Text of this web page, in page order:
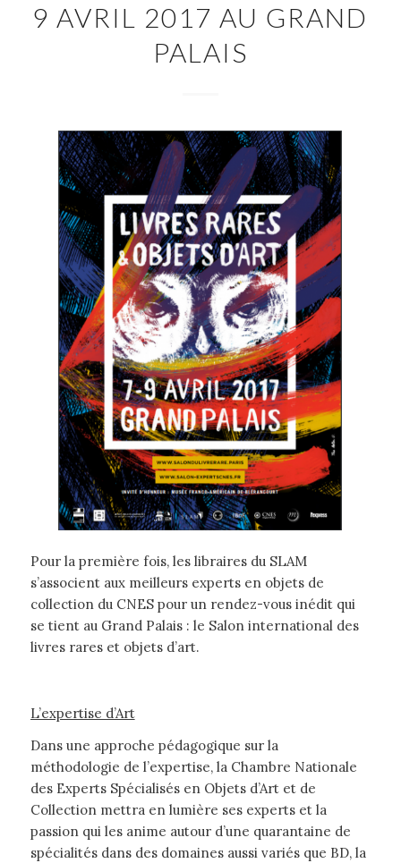
9 AVRIL 2017 AU GRAND
PALAIS
Pour la première fois, les libraires du SLAM
s’associent aux meilleurs experts en objets de
collection du CNES pour un rendez-vous inédit qui
se tient au Grand Palais : le Salon international des
livres rares et objets d’art.
L’expertise d’Art
Dans une approche pédagogique sur la
méthodologie de l’expertise, la Chambre Nationale
des Experts Spécialisés en Objets d’Art et de
Collection mettra en lumière ses experts et la
passion qui les anime autour d’une quarantaine de
spécialités dans des domaines aussi variés que BD, la